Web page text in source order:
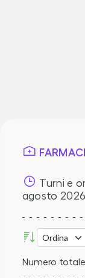
Turni e
agosto 2026
Numero